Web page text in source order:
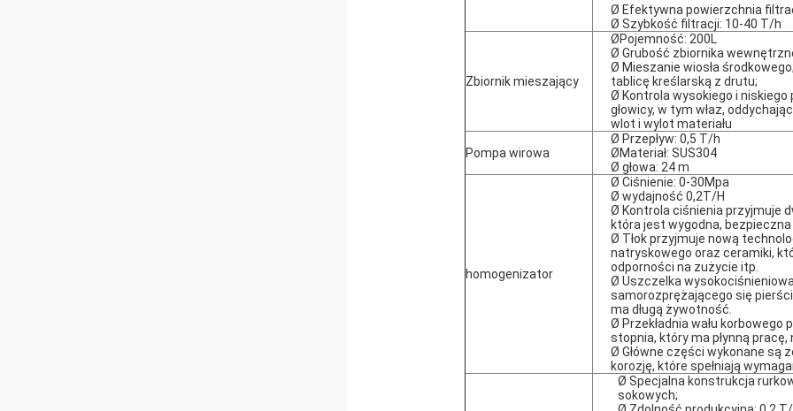
Ø Efektywna powierzchnia
Ø Szybkość filtracji: 10-40 T/h
Zbiornik mieszający
ØPojemność: 200L
Ø Grubość zbiornika
Ø Mieszanie wiosła
tablicę kreślarską z drutu;
Ø Kontrola wysokiego i
głowicy, w tym właz,
wlot i wylot materiału
Pompa wirowa
Ø Przepływ: 0,5 T/h
ØMateriał: SUS304
Ø głowa: 24 m
homogenizator
Ø Ciśnienie: 0-30Mpa
Ø wydajność 0,2T/H
Ø Kontrola ciśnienia przyjmuje
która jest wygodna,
Ø Tłok przyjmuje nową
natryskowego oraz ceramiki,
odporności na zużycie itp.
Ø Uszczelka
samorozprężającego się
ma długą żywotność.
Ø Przekładnia wału
stopnia, który ma płynną
Ø Główne części wykonane są
korozję, które spełniają
Ø Specjalna konstrukcja
sokowych;